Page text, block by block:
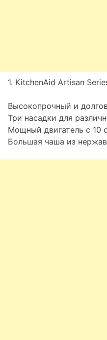
1. KitchenAid Artisan
Высокопрочный и
Три насадки для
Мощный двигатель с 10
Большая чаша из